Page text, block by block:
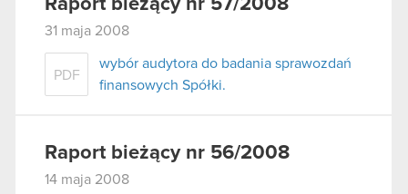
Raport bieżący nr 57/2008
31 maja 2008
PDF
wybór audytora do badania sprawozdań
finansowych Spółki.
Raport bieżący nr 56/2008
14 maja 2008